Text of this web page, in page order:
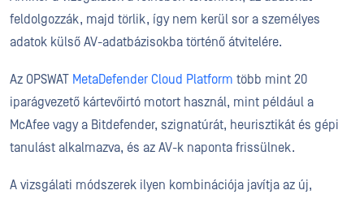
feldolgozzák, majd törlik, így nem kerül sor a személyes
adatok külső AV-adatbázisokba történő átvitelére.
Az OPSWAT MetaDefender Cloud Platform több mint 20
iparágvezető kártevőirtó motort használ, mint például a
McAfee vagy a Bitdefender, szignatúrát, heurisztikát és gépi
tanulást alkalmazva, és az AV-k naponta frissülnek.
A vizsgálati módszerek ilyen kombinációja javítja az új,